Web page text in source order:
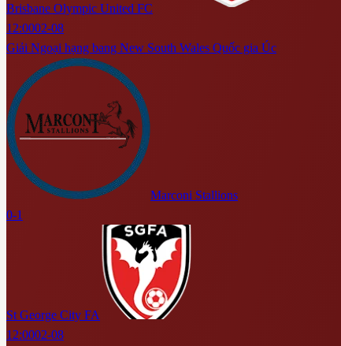
Brisbane Olympic United FC
12:0002-08
Giải Ngoại hạng bang New South Wales Quốc gia Úc
Marconi Stallions
0-1
St George City FA
12:0002-08